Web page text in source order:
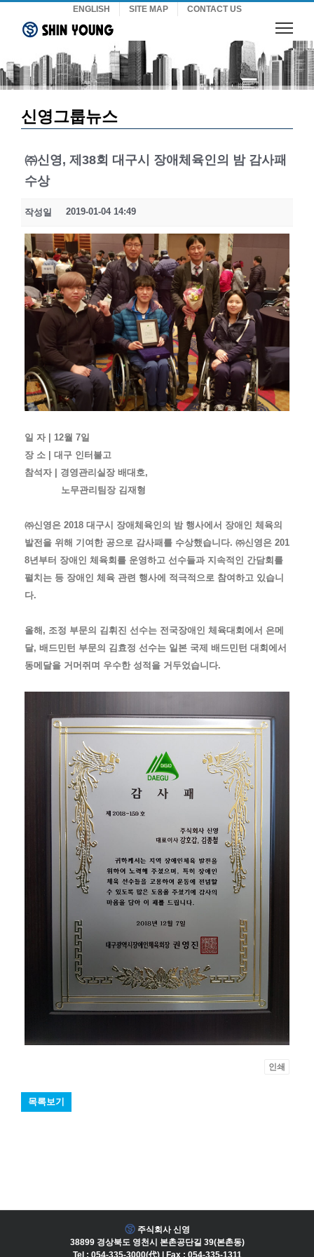
content
ENGLISH SITE MAP CONTACT US
신영그룹뉴스
㈜신영, 제38회 대구시 장애체육인의 밤 감사패
수상
작성일 2019-01-04 14:49
일 자 | 12월 7일
장 소 | 대구 인터불고
참석자 | 경영관리실장 배대호,
노무관리팀장 김재형
㈜신영은 2018 대구시 장애체육인의 밤 행사에서 장애인 체육의
발전을 위해 기여한 공으로 감사패를 수상했습니다. ㈜신영은 201
8년부터 장애인 체육회를 운영하고 선수들과 지속적인 간담회를
펼치는 등 장애인 체육 관련 행사에 적극적으로 참여하고 있습니
다.
올해, 조정 부문의 김휘진 선수는 전국장애인 체육대회에서 은메
달, 배드민턴 부문의 김효정 선수는 일본 국제 배드민턴 대회에서
동메달을 거머쥐며 우수한 성적을 거두었습니다.
인쇄
목록보기
주식회사 신영
38899 경상북도 영천시 본촌공단길 39(본촌동)
Tel : 054-335-3000(代) | Fax : 054-335-1311